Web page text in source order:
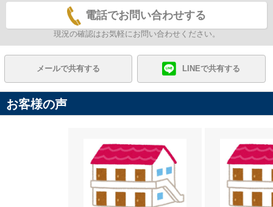
電話でお問い合わせする
現況の確認はお気軽にお問い合わせください。
メールで共有する LINEで共有する
お客様の声